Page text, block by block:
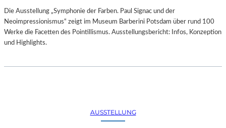
Die Ausstellung „Symphonie der Farben. Paul Signac und der
Neoimpressionismus“ zeigt im Museum Barberini Potsdam über rund 100
Werke die Facetten des Pointillismus. Ausstellungsbericht: Infos, Konzeption
und Highlights.
AUSSTELLUNG